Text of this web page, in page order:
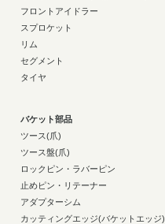
フロントアイドラー
スプロケット
リム
セグメント
タイヤ
バケット部品
ツース(爪)
ツース盤(爪)
ロックピン・ラバーピン
止めピン・リテーナー
アダプターシム
カッティングエッジ(バケットエッジ)